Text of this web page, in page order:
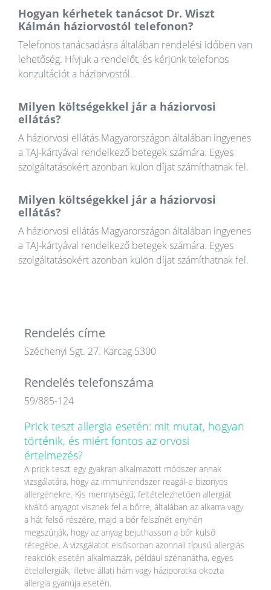
Hogyan kérhetek tanácsot Dr. Wiszt
Kálmán háziorvostól telefonon?
Telefonos tanácsadásra általában rendelési időben van
lehetőség. Hívjuk a rendelőt, és kérjünk telefonos
konzultációt a háziorvostól.
Milyen költségekkel jár a háziorvosi
ellátás?
A háziorvosi ellátás Magyarországon általában ingyenes
a TAJ-kártyával rendelkező betegek számára. Egyes
szolgáltatásokért azonban külön díjat számíthatnak fel.
Milyen költségekkel jár a háziorvosi
ellátás?
A háziorvosi ellátás Magyarországon általában ingyenes
a TAJ-kártyával rendelkező betegek számára. Egyes
szolgáltatásokért azonban külön díjat számíthatnak fel.
Rendelés címe
Széchenyi Sgt. 27. Karcag 5300
Rendelés telefonszáma
59/885-124
Prick teszt allergia esetén: mit mutat, hogyan
történik, és miért fontos az orvosi
értelmezés?
A prick teszt egy gyakran alkalmazott módszer annak
vizsgálatára, hogy az immunrendszer reagál-e bizonyos
allergénekre. Kis mennyiségű, feltételezhetően allergiát
kiváltó anyagot visznek fel a bőrre, általában az alkarra vagy
a hát felső részére, majd a bőr felszínét enyhén
megszúrják, hogy az anyag bejuthasson a bőr külső
rétegébe. A vizsgálatot elsősorban azonnali típusú allergiás
reakciók esetén alkalmazzák, például szénanátha, egyes
ételallergiák, illetve állati hám vagy háziporatka okozta
allergia gyanúja esetén.